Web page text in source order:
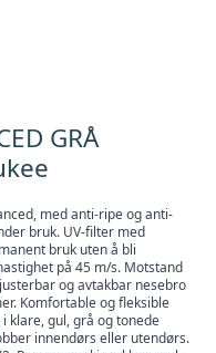
GRÅ
med anti-ripe og anti-
bruk. UV-filter med
bruk uten å bli
på 45 m/s. Motstand
og avtakbar nesebro
Komfortable og fleksible
klare, gul, grå og tonede
innendørs eller utendørs.